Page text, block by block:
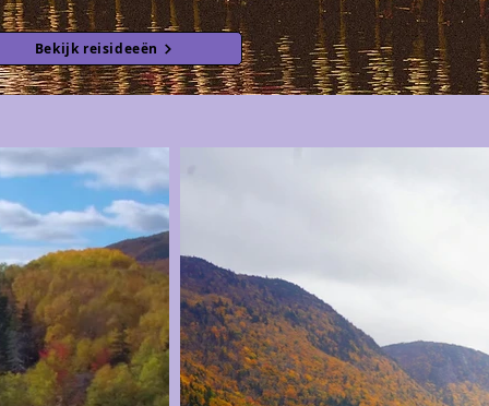
Bekijk reisideeën